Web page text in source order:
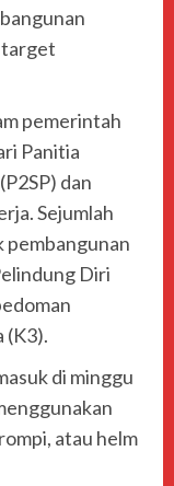
target
pemerintah
Panitia
dan
Sejumlah
pembangunan
Diri
(K3).
di minggu
atau helm